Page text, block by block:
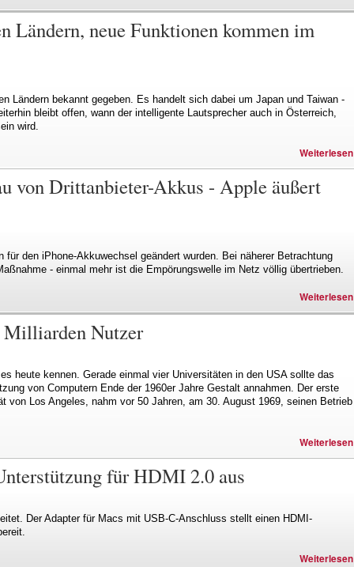
Ländern, neue Funktionen kommen im
Ländern bekannt gegeben. Es handelt sich dabei um Japan und Taiwan -
bleibt offen, wann der intelligente Lautsprecher auch in Österreich,
wird.
Weiterlesen
von Drittanbieter-Akkus - Apple äußert
den iPhone-Akkuwechsel geändert wurden. Bei näherer Betrachtung
- einmal mehr ist die Empörungswelle im Netz völlig übertrieben.
Weiterlesen
Milliarden Nutzer
heute kennen. Gerade einmal vier Universitäten in den USA sollte das
von Computern Ende der 1960er Jahre Gestalt annahmen. Der erste
von Los Angeles, nahm vor 50 Jahren, am 30. August 1969, seinen Betrieb
Weiterlesen
für HDMI 2.0 aus
Der Adapter für Macs mit USB-C-Anschluss stellt einen HDMI-
Weiterlesen